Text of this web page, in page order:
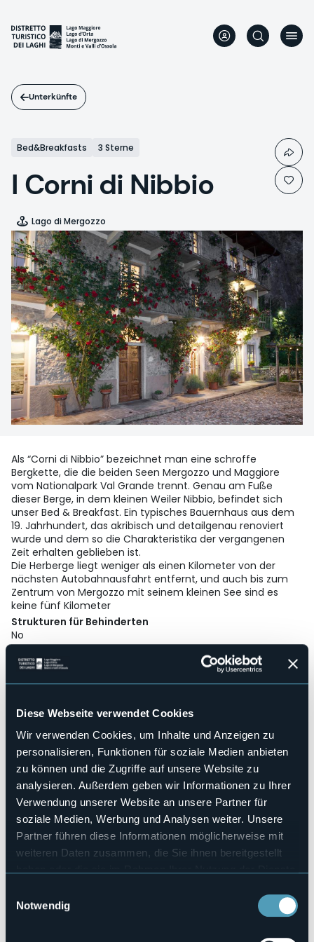
Diese Webseite verwendet Cookies
Wir verwenden Cookies, um Inhalte und Anzeigen zu
personalisieren, Funktionen für soziale Medien anbieten
zu können und die Zugriffe auf unsere Website zu
analysieren. Außerdem geben wir Informationen zu Ihrer
Verwendung unserer Website an unsere Partner für
soziale Medien, Werbung und Analysen weiter. Unsere
Partner führen diese Informationen möglicherweise mit
weiteren Daten zusammen, die Sie ihnen bereitgestellt
Notwendig
Inhalt
Unterkünfte
Bed&Breakfasts 3 Sterne
I Corni di Nibbio
Lago di Mergozzo
Als “Corni di Nibbio” bezeichnet man eine schroffe
Bergkette, die die beiden Seen Mergozzo und Maggiore
vom Nationalpark Val Grande trennt. Genau am Fuße
dieser Berge, in dem kleinen Weiler Nibbio, befindet sich
unser Bed & Breakfast. Ein typisches Bauernhaus aus dem
19. Jahrhundert, das akribisch und detailgenau renoviert
wurde und dem so die Charakteristika der vergangenen
Zeit erhalten geblieben ist.
Die Herberge liegt weniger als einen Kilometer von der
nächsten Autobahnausfahrt entfernt, und auch bis zum
Zentrum von Mergozzo mit seinem kleinen See sind es
keine fünf Kilometer
Strukturen für Behinderten
No
Wellness
No
Kongresshalle
Hallenbad
Sì
Haustiere erlaubt
Sì
Anzahl der Zimmer
3
Anzahl der Betten
6
E-mail
http://www.icornidinibbio.it